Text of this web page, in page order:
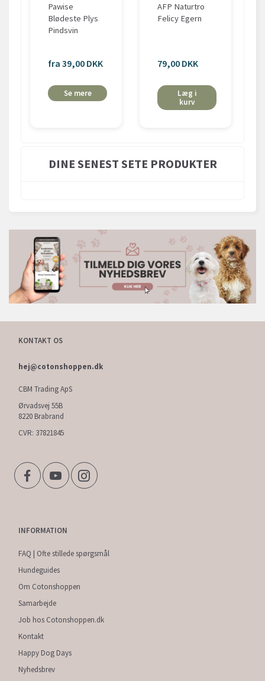
Pawise
Blødeste Plys
Pindsvin
fra 39,00 DKK
Se mere
AFP Naturtro
Felicy Egern
79,00 DKK
Læg i
kurv
DINE SENEST SETE PRODUKTER
KONTAKT OS
hej@cotonshoppen.dk
CBM Trading ApS
Ørvadsvej 55B
8220 Brabrand
CVR: 37821845
INFORMATION
FAQ | Ofte stillede spørgsmål
Hundeguides
Om Cotonshoppen
Samarbejde
Job hos Cotonshoppen.dk
Kontakt
Happy Dog Days
Nyhedsbrev